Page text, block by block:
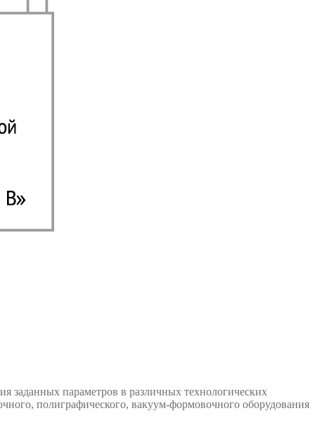
параметров в различных технологических
полиграфического, вакуум-формовочного оборудования